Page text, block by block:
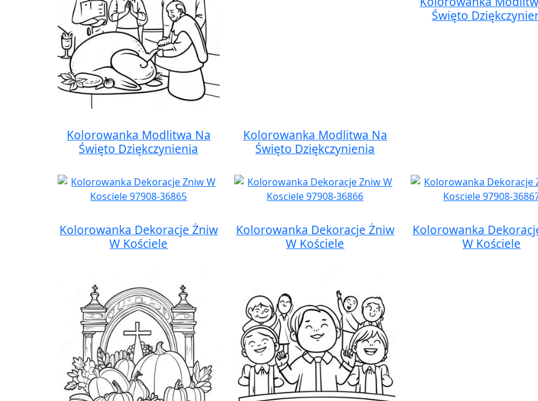
Kolorowanka Modlitwa Na
Święto Dziękczynienia
Kolorowanka Modlitwa Na
Święto Dziękczynienia
Święto
Kolorowanka Dekoracje Żniw
W Kościele
Kolorowanka Dekoracje Żniw
W Kościele
Kolorowanka
W Kościele